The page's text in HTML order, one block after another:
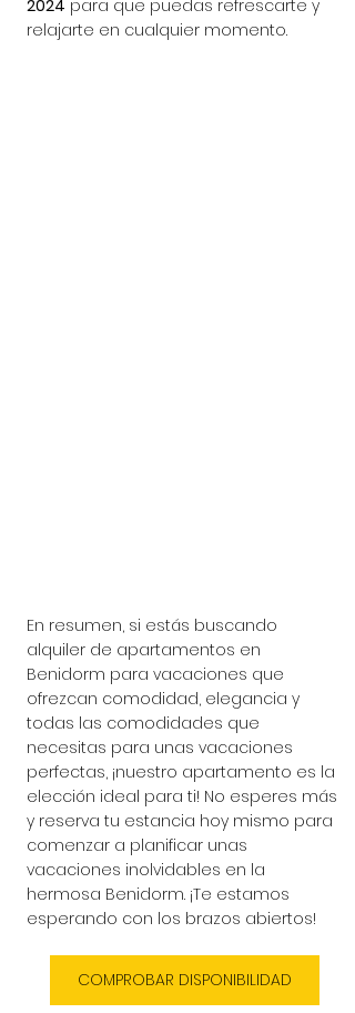
2024 para que puedas refrescarte y
relajarte en cualquier momento.
En resumen, si estás buscando
alquiler de apartamentos en
Benidorm para vacaciones que
ofrezcan comodidad, elegancia y
todas las comodidades que
necesitas para unas vacaciones
perfectas, ¡nuestro apartamento es la
elección ideal para ti! No esperes más
y reserva tu estancia hoy mismo para
comenzar a planificar unas
vacaciones inolvidables en la
hermosa Benidorm. ¡Te estamos
esperando con los brazos abiertos!
COMPROBAR DISPONIBILIDAD